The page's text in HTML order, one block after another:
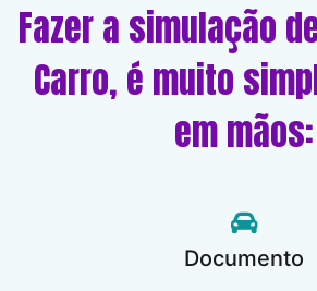
Fazer a simulação
Carro, é muito
em mãos:
Documento